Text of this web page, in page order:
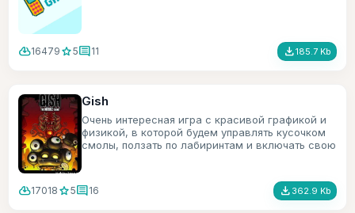
cloud_download16479 star5comment11 file_download185.7 Kb
Gish
Очень интересная игра с красивой графикой и
физикой, в которой будем управлять кусочком
смолы, ползать по лабиринтам и включать свою
cloud_download17018 star5comment16 file_download 362.9 Kb